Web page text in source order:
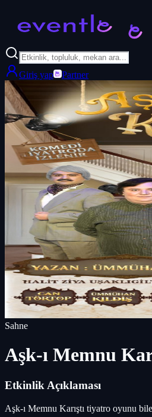
Giriş yap Partner
Sahne
Aşk-ı Memnu
Etkinlik Açıklaması
Aşk-ı Memnu Karıştı tiyatro oyunu